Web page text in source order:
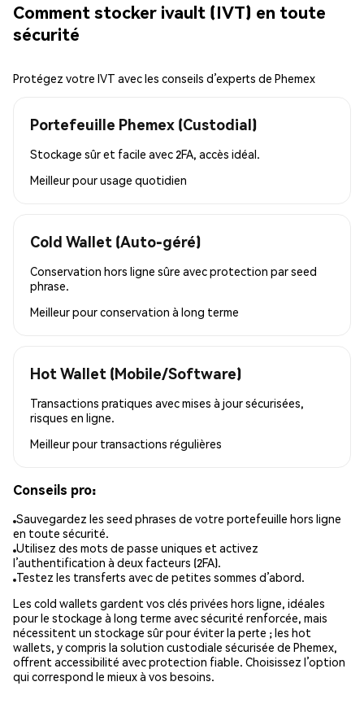
Comment stocker ivault (IVT) en toute
sécurité
Protégez votre IVT avec les conseils d’experts de Phemex
Portefeuille Phemex (Custodial)
Stockage sûr et facile avec 2FA, accès idéal.
Meilleur pourusage quotidien
Cold Wallet (Auto-géré)
Conservation hors ligne sûre avec protection par seed
phrase.
Meilleur pourconservation à long terme
Hot Wallet (Mobile/Software)
Transactions pratiques avec mises à jour sécurisées,
risques en ligne.
Meilleur pour transactions régulières
Conseils pro:
Sauvegardez les seed phrases de votre portefeuille hors ligne
en toute sécurité.
Utilisez des mots de passe uniques et activez
l’authentification à deux facteurs (2FA).
Testez les transferts avec de petites sommes d’abord.
Les cold wallets gardent vos clés privées hors ligne, idéales
pour le stockage à long terme avec sécurité renforcée, mais
nécessitent un stockage sûr pour éviter la perte ; les hot
wallets, y compris la solution custodiale sécurisée de Phemex,
offrent accessibilité avec protection fiable. Choisissez l’option
qui correspond le mieux à vos besoins.